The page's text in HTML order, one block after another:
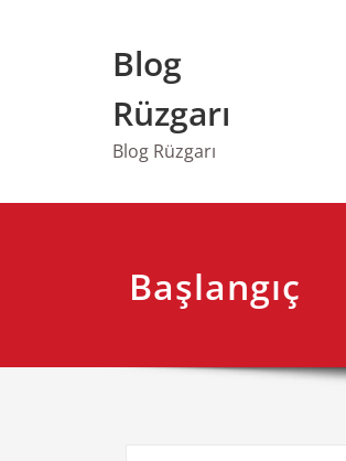
Blog
Rüzgarı
Blog Rüzgarı
Başlangıç